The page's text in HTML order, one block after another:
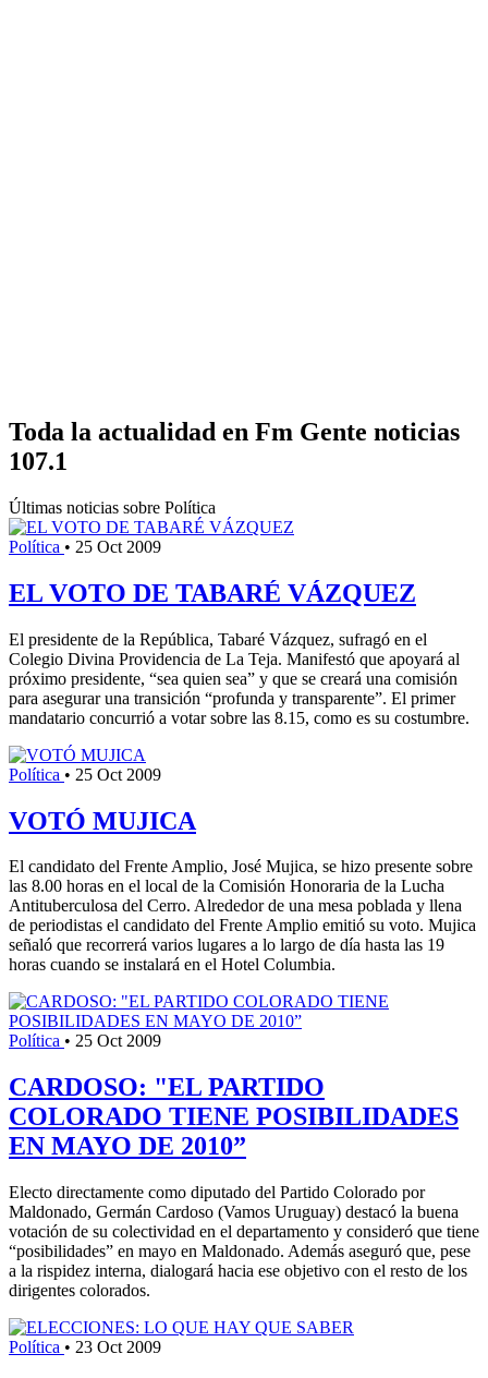
Toda la actualidad en Fm Gente noticias
107.1
Últimas noticias sobre Política
Política • 25 Oct 2009
EL VOTO DE TABARÉ VÁZQUEZ
El presidente de la República, Tabaré Vázquez, sufragó en el
Colegio Divina Providencia de La Teja. Manifestó que apoyará al
próximo presidente, “sea quien sea” y que se creará una comisión
para asegurar una transición “profunda y transparente”. El primer
mandatario concurrió a votar sobre las 8.15, como es su costumbre.
Política • 25 Oct 2009
VOTÓ MUJICA
El candidato del Frente Amplio, José Mujica, se hizo presente sobre
las 8.00 horas en el local de la Comisión Honoraria de la Lucha
Antituberculosa del Cerro. Alrededor de una mesa poblada y llena
de periodistas el candidato del Frente Amplio emitió su voto. Mujica
señaló que recorrerá varios lugares a lo largo de día hasta las 19
horas cuando se instalará en el Hotel Columbia.
Política • 25 Oct 2009
CARDOSO: "EL PARTIDO
COLORADO TIENE POSIBILIDADES
EN MAYO DE 2010”
Electo directamente como diputado del Partido Colorado por
Maldonado, Germán Cardoso (Vamos Uruguay) destacó la buena
votación de su colectividad en el departamento y consideró que tiene
“posibilidades” en mayo en Maldonado. Además aseguró que, pese
a la rispidez interna, dialogará hacia ese objetivo con el resto de los
dirigentes colorados.
Política • 23 Oct 2009